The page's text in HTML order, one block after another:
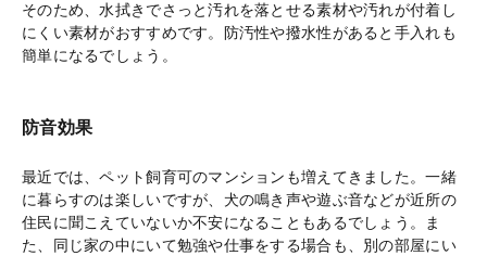
そのため、水拭きでさっと汚れを落とせる素材や汚れが付着し
にくい素材がおすすめです。防汚性や撥水性があると手入れも
簡単になるでしょう。
防音効果
最近では、ペット飼育可のマンションも増えてきました。一緒
に暮らすのは楽しいですが、犬の鳴き声や遊ぶ音などが近所の
住民に聞こえていないか不安になることもあるでしょう。ま
た、同じ家の中にいて勉強や仕事をする場合も、別の部屋にい